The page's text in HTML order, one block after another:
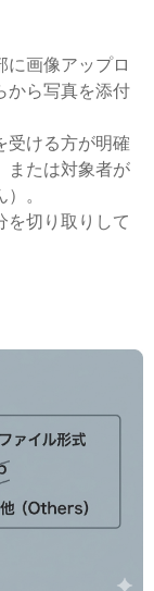
に画像アップロ
から写真を添付
受ける方が明確
または対象者が
。
を切り取りして